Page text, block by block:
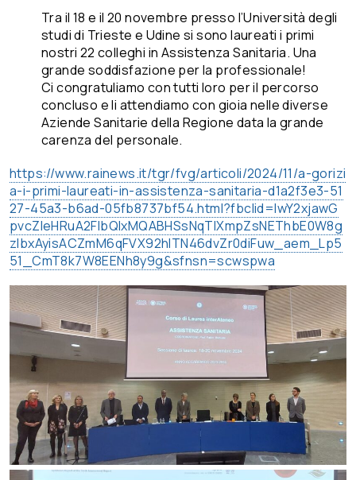
Tra il 18 e il 20 novembre presso l’Università degli
studi di Trieste e Udine si sono laureati i primi
nostri 22 colleghi in Assistenza Sanitaria. Una
grande soddisfazione per la professionale!
Ci congratuliamo con tutti loro per il percorso
concluso e li attendiamo con gioia nelle diverse
Aziende Sanitarie della Regione data la grande
carenza del personale.
https://www.rainews.it/tgr/fvg/articoli/2024/11/a-gorizi
a-i-primi-laureati-in-assistenza-sanitaria-d1a2f3e3-51
27-45a3-b6ad-05fb8737bf54.html?fbclid=IwY2xjawG
pvcZleHRuA2FlbQIxMQABHSsNqTlXmpZsNEThbE0W8g
zlbxAyisACZmM6qFVX92hITN46dvZr0diFuw_aem_Lp5
51_CmT8k7W8EENh8y9g&sfnsn=scwspwa